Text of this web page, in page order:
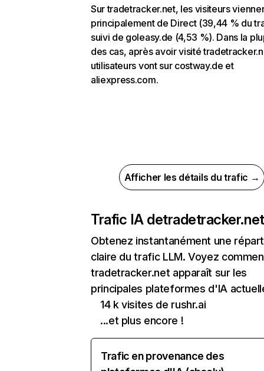
Sur tradetracker.net, les visiteurs
principalement de Direct (39,44 % du
suivi de goleasy.de (4,53 %). Dans la
des cas, après avoir visité
utilisateurs vont sur costway.de et
aliexpress.com.
Afficher les détails du trafic →
Trafic IA detradetracker.net
Obtenez instantanément une
claire du trafic LLM. Voyez
tradetracker.net apparaît sur les
principales plateformes d'IA
14 k visites de rushr.ai
...et plus encore !
Trafic en provenance des